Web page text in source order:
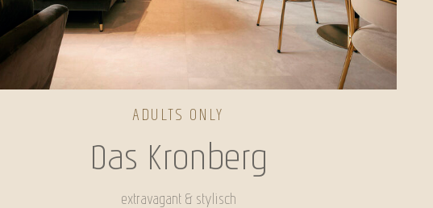
ADULTS ONLY
Das Kronberg
extravagant & stylisch